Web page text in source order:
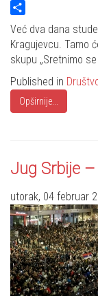
Twitter
Share
Već dva dana
Kragujevcu. Tamo
skupu „Sretnimo
Published in
Opširnije...
Jug Srbije –
utorak, 04 februar